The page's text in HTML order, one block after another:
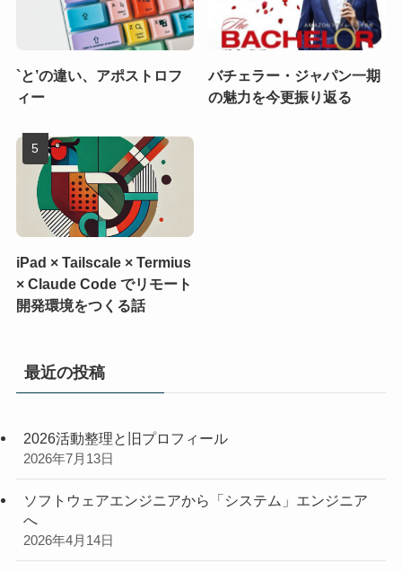
`と’の違い、アポストロフ
ィー
バチェラー・ジャパン一期
の魅力を今更振り返る
iPad × Tailscale × Termius
× Claude Code でリモート
開発環境をつくる話
最近の投稿
2026活動整理と旧プロフィール
2026年7月13日
ソフトウェアエンジニアから「システム」エンジニア
へ
2026年4月14日